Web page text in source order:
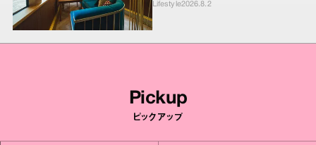
Lifestyle2026.8.2
Pickup
ピックアップ